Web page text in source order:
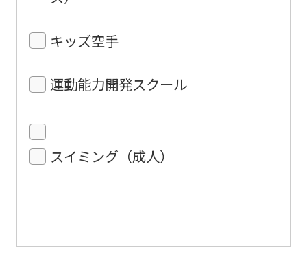
キッズ空手
運動能力開発スクール
スイミング（成人）